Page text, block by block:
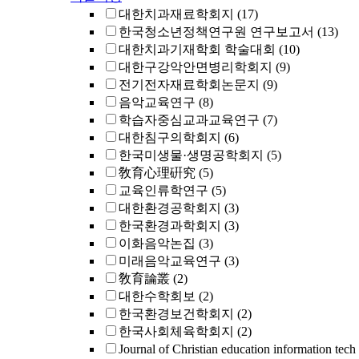
대한치과재료학회지 (17)
한국청소년정책연구원 연구보고서 (13)
대한치과기재학회 학술대회 (10)
대한구강악안면병리학회지 (9)
전기전자재료학회논문지 (9)
음악교육연구 (8)
학습자중심교과교육연구 (7)
대한침구의학회지 (6)
한국미생물·생명공학회지 (5)
敎育心理硏究 (5)
교육인류학연구 (5)
대한환경공학회지 (3)
한국환경과학회지 (3)
이화음악논집 (3)
미래음악교육연구 (3)
敎育論叢 (2)
대한수학회보 (2)
한국환경보건학회지 (2)
한국사회체육학회지 (2)
Journal of Christian education information tech